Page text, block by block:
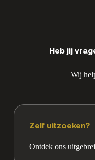
Heb jij
Wij
Zelf uitzoeken?
Ontdek ons